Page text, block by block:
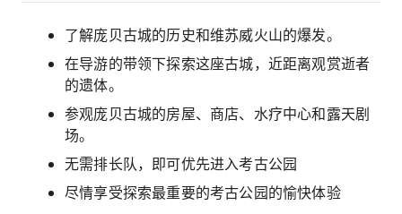
了解庞贝古城的历史和维苏威火山的爆发。
在导游的带领下探索这座古城，近距离观赏逝者
的遗体。
参观庞贝古城的房屋、商店、水疗中心和露天剧
场。
无需排长队，即可优先进入考古公园
尽情享受探索最重要的考古公园的愉快体验